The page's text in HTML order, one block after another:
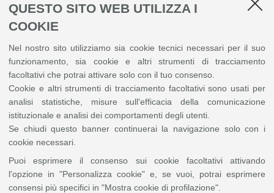
QUESTO SITO WEB UTILIZZA I
COOKIE
Nel nostro sito utilizziamo sia cookie tecnici necessari per il suo
funzionamento, sia cookie e altri strumenti di tracciamento
facoltativi che potrai attivare solo con il tuo consenso.
Cookie e altri strumenti di tracciamento facoltativi sono usati per
analisi statistiche, misure sull'efficacia della comunicazione
istituzionale e analisi dei comportamenti degli utenti.
Se chiudi questo banner continuerai la navigazione solo con i
cookie necessari.
Puoi esprimere il consenso sui cookie facoltativi attivando
l'opzione in "Personalizza cookie" e, se vuoi, potrai esprimere
consensi più specifici in "Mostra cookie di profilazione".
dit.researchdit2025@unibo.it
Siamo spiacenti, non è più possibile effettuare l'iscrizione.
- 40126 Bologna - PI: 01131710376 - CF: 80007010376
Impostazioni Cookie